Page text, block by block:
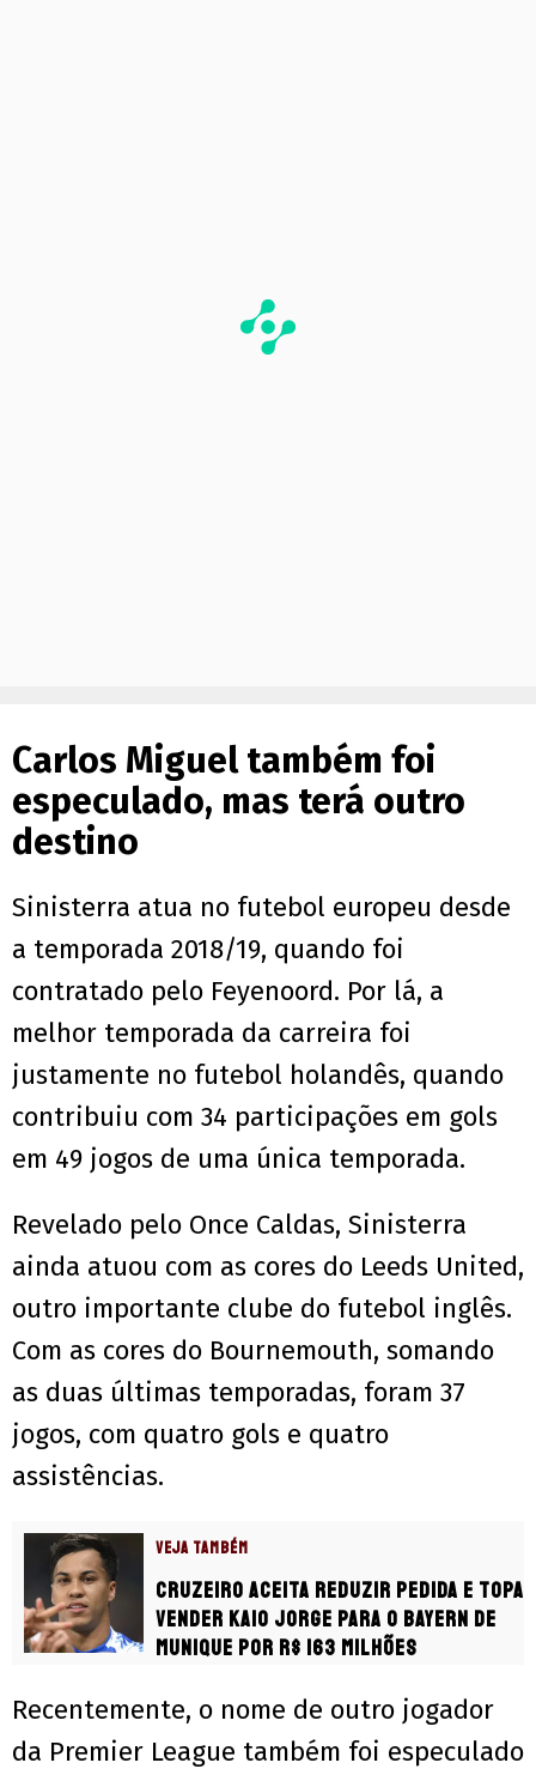
Carlos Miguel também foi
especulado, mas terá outro
destino
Sinisterra atua no futebol europeu desde
a temporada 2018/19, quando foi
contratado pelo Feyenoord. Por lá, a
melhor temporada da carreira foi
justamente no futebol holandês, quando
contribuiu com 34 participações em gols
em 49 jogos de uma única temporada.
Revelado pelo Once Caldas, Sinisterra
ainda atuou com as cores do Leeds United,
outro importante clube do futebol inglês.
Com as cores do Bournemouth, somando
as duas últimas temporadas, foram 37
jogos, com quatro gols e quatro
assistências.
VEJA TAMBÉM
Cruzeiro aceita reduzir pedida e topa
vender Kaio Jorge para o Bayern de
Munique por R$ 163 milhões
Recentemente, o nome de outro jogador
da Premier League também foi especulado